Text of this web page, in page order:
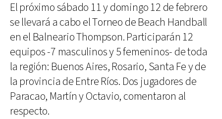
El próximo sábado 11 y domingo 12 de febrero
se llevará a cabo el Torneo de Beach Handball
en el Balneario Thompson. Participarán 12
equipos -7 masculinos y 5 femeninos- de toda
la región: Buenos Aires, Rosario, Santa Fe y de
la provincia de Entre Ríos. Dos jugadores de
Paracao, Martín y Octavio, comentaron al
respecto.